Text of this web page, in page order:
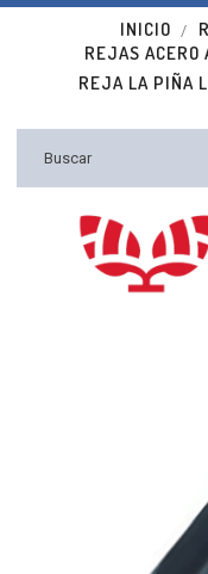
INICIO
REJAS ACERO
REJA LA PIÑA